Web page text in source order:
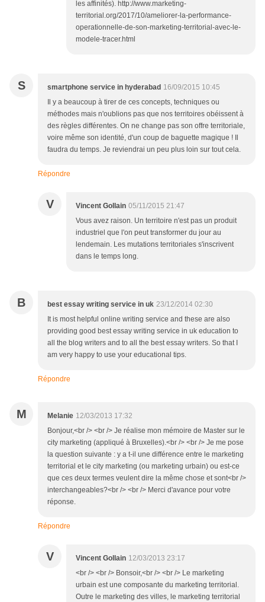
les affinités). http://www.marketing-
territorial.org/2017/10/ameliorer-la-performance-
operationnelle-de-son-marketing-territorial-avec-le-
modele-tracer.html
S smartphone service in hyderabad 16/09/2015 10:45
Il y a beaucoup à tirer de ces concepts, techniques ou
méthodes mais n'oublions pas que nos territoires obéissent à
des règles différentes. On ne change pas son offre territoriale,
voire même son identité, d'un coup de baguette magique ! Il
faudra du temps. Je reviendrai un peu plus loin sur tout cela.
Répondre
V Vincent Gollain 05/11/2015 21:47
Vous avez raison. Un territoire n'est pas un produit
industriel que l'on peut transformer du jour au
lendemain. Les mutations territoriales s'inscrivent
dans le temps long.
B best essay writing service in uk 23/12/2014 02:30
It is most helpful online writing service and these are also
providing good best essay writing service in uk education to
all the blog writers and to all the best essay writers. So that I
am very happy to use your educational tips.
Répondre
M Melanie 12/03/2013 17:32
Bonjour,<br /> <br /> Je réalise mon mémoire de Master sur le
city marketing (appliqué à Bruxelles).<br /> <br /> Je me pose
la question suivante : y a t-il une différence entre le marketing
territorial et le city marketing (ou marketing urbain) ou est-ce
que ces deux termes veulent dire la même chose et sont<br />
interchangeables?<br /> <br /> Merci d'avance pour votre
réponse.
Répondre
V Vincent Gollain 12/03/2013 23:17
<br /> <br /> Bonsoir,<br /> <br /> Le marketing
urbain est une composante du marketing territorial.
Outre le marketing des villes, le marketing territorial